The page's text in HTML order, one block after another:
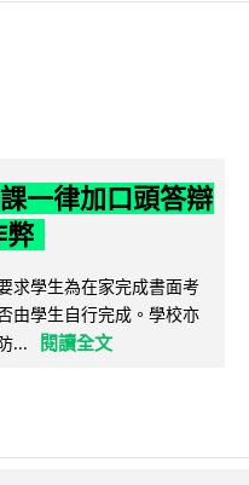
一律加口頭答辯
弊
求學生為在家完成書面考
由學生自行完成。學校亦
...
閱讀全文